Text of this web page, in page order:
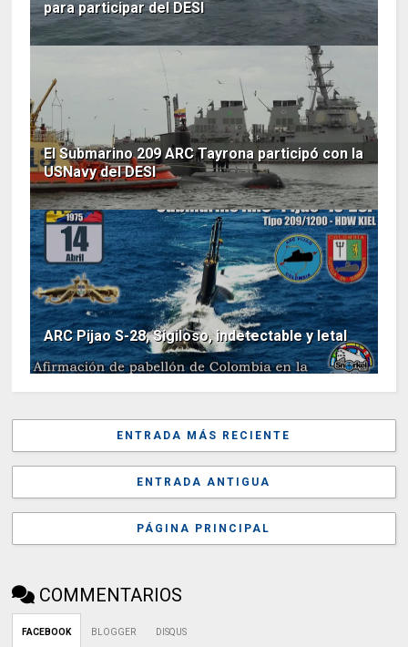
para participar del DESI
El Submarino 209 ARC Tayrona participó con la
USNavy del DESI
ARC Pijao S-28, Sigiloso, indetectable y letal
ENTRADA MÁS RECIENTE
ENTRADA ANTIGUA
PÁGINA PRINCIPAL
COMMENTARIOS
FACEBOOK BLOGGER DISQUS